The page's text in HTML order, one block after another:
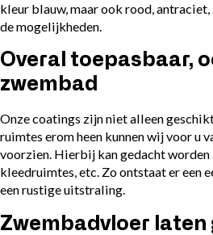
kleur blauw, maar ook rood,
de mogelijkheden.
Overal toepasbaar,
zwembad
Onze coatings zijn niet alleen
ruimtes erom heen kunnen wij voor u
voorzien. Hierbij kan gedacht worden
kleedruimtes, etc. Zo ontstaat er een
een rustige uitstraling.
Zwembadvloer laten